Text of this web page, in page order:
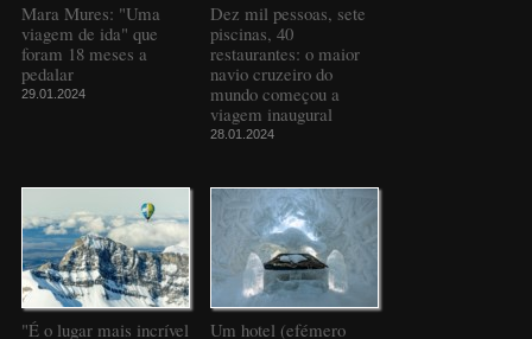
Mara Mures: "Uma
viagem de ida" que
foram 18 meses a
pedalar
29.01.2024
Dez mil pessoas, sete
piscinas, 40
restaurantes: o maior
navio cruzeiro do
mundo começou a
viagem inaugural
28.01.2024
"É o lugar mais incrível
Um hotel (efémero